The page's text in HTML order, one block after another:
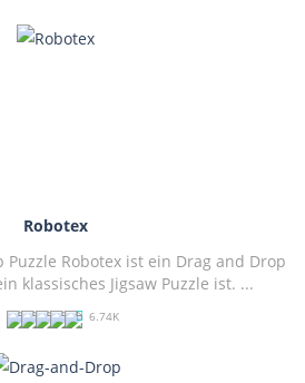
Robotex
Puzzle Robotex ist ein Drag and Drop
klassisches Jigsaw Puzzle ist. ...
6.74K